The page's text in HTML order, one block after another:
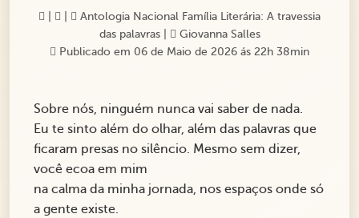
Antologia Nacional Família Literária: A travessia
das palavras|
Giovanna Salles
Publicado em 06 de Maio de 2026 ás 22h 38min
Sobre nós, ninguém nunca vai saber de nada.
Eu te sinto além do olhar, além das palavras que
ficaram presas no silêncio. Mesmo sem dizer,
você ecoa em mim
na calma da minha jornada, nos espaços onde só
a gente existe.